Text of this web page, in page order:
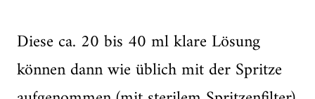
Diese ca. 20 bis 40 ml klare Lösung
können dann wie üblich mit der Spritze